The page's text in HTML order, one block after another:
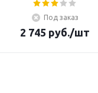
Под заказ
2 745 руб./шт